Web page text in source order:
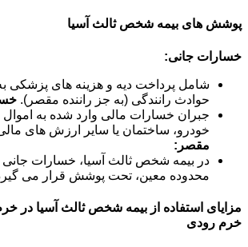
پوشش های بیمه شخص ثالث آسیا
خسارات جانی:
شامل پرداخت دیه و هزینه های پزشکی
حوادث رانندگی (به جز راننده مقصر).
جبران خسارات مالی وارد شده به اموال
خودرو، ساختمان یا سایر ارزش های
مقصر:
در بیمه شخص ثالث آسیا، خسارات جانی
محدوده معین، تحت پوشش قرار می
مزایای استفاده از بیمه شخص ثالث آسیا در
خرم رودی